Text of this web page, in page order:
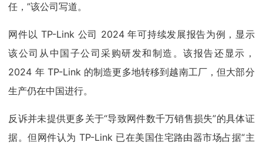
任，”该公司写道。
网件以 TP-Link 公司 2024 年可持续发展报告为例，显示
该公司从中国子公司采购研发和制造。该报告还显示，
2024 年 TP-Link 的制造更多地转移到越南工厂，但大部分
生产仍在中国进行。
反诉并未提供更多关于“导致网件数千万销售损失”的具体证
据。但网件认为 TP-Link 已在美国住宅路由器市场占据“主